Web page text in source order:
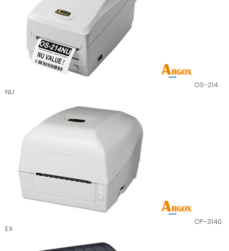
OS-214
NU
CP-3140
EX